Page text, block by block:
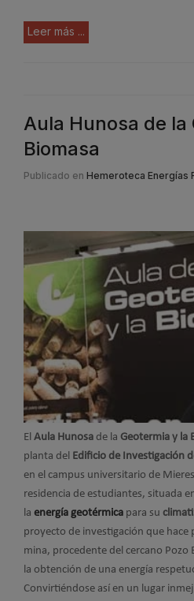
Leer más ...
Aula Hunosa de la
Biomasa
Publicado en Hemeroteca Energías
El Aula Hunosa de la Geotermia y la
planta del Edificio de Investigación
en el campus universitario de
residencia de estudiantes, situada
la energía geotérmica para su
proyecto de investigación que hace
mina, procedente del cercano Pozo
la obtención de una energía
Convirtiéndose así en un lugar